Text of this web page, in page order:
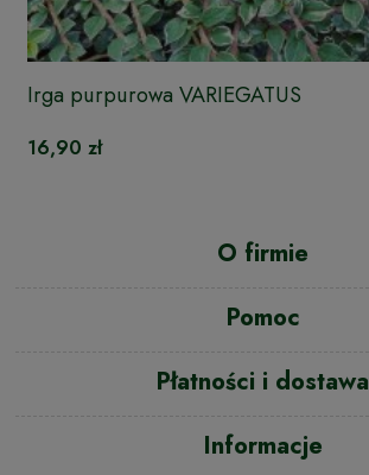
Irga purpurowa VARIEGATUS
16,90 zł
O firmie
Pomoc
Płatności i dostawa
Informacje